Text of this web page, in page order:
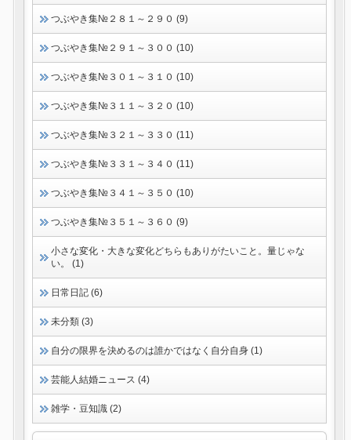
つぶやき集№２８１～２９０ (9)
つぶやき集№２９１～３００ (10)
つぶやき集№３０１～３１０ (10)
つぶやき集№３１１～３２０ (10)
つぶやき集№３２１～３３０ (11)
つぶやき集№３３１～３４０ (11)
つぶやき集№３４１～３５０ (10)
つぶやき集№３５１～３６０ (9)
小さな変化・大きな変化どちらもありがたいこと。量じゃな
い。 (1)
日常日記 (6)
未分類 (3)
自分の限界を決めるのは誰かではなく自分自身 (1)
芸能人結婚ニュース (4)
雑学・豆知識 (2)